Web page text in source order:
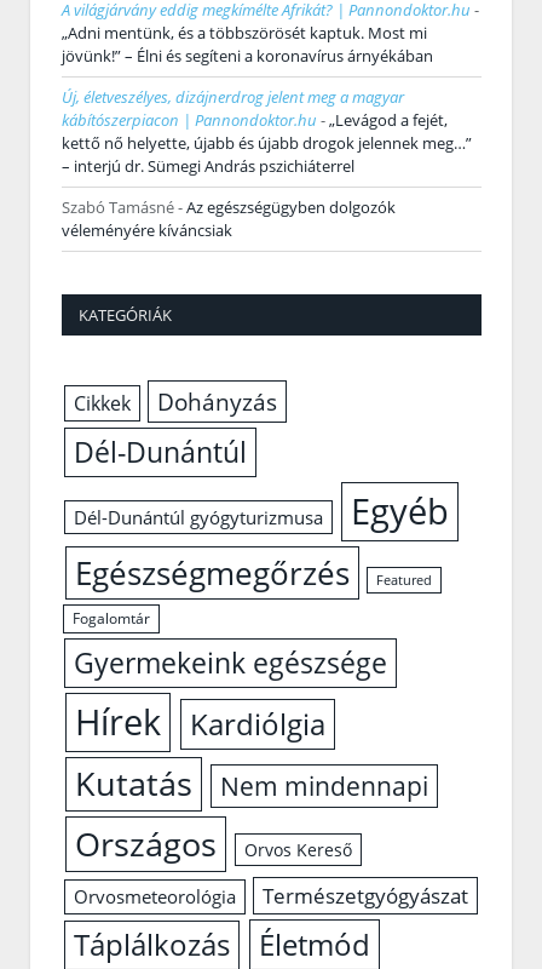
A világjárvány eddig megkímélte Afrikát? | Pannondoktor.hu -
„Adni mentünk, és a többszörösét kaptuk. Most mi
jövünk!” – Élni és segíteni a koronavírus árnyékában
Új, életveszélyes, dizájnerdrog jelent meg a magyar
kábítószerpiacon | Pannondoktor.hu -„Levágod a fejét,
kettő nő helyette, újabb és újabb drogok jelennek meg…”
– interjú dr. Sümegi András pszichiáterrel
Szabó Tamásné-Az egészségügyben dolgozók
véleményére kíváncsiak
KATEGÓRIÁK
Cikkek Dohányzás
Dél-Dunántúl
Dél-Dunántúl gyógyturizmusa Egyéb
Egészségmegőrzés Featured
Fogalomtár
Gyermekeink egészsége
Hírek Kardiólgia
Kutatás Nem mindennapi
Országos Orvos Kereső
Orvosmeteorológia Természetgyógyászat
Táplálkozás Életmód